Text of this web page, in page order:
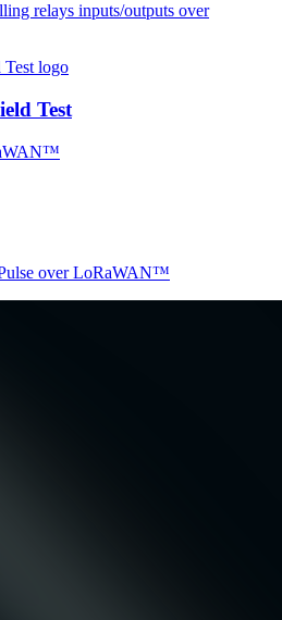
relays inputs/outputs over
Test
over LoRaWAN™